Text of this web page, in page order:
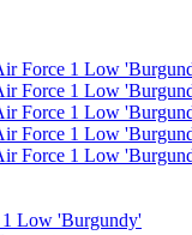
Low 'Burgundy'